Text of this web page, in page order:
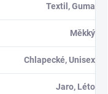
Textil, Guma
Měkký
Chlapecké, Unisex
Jaro, Léto